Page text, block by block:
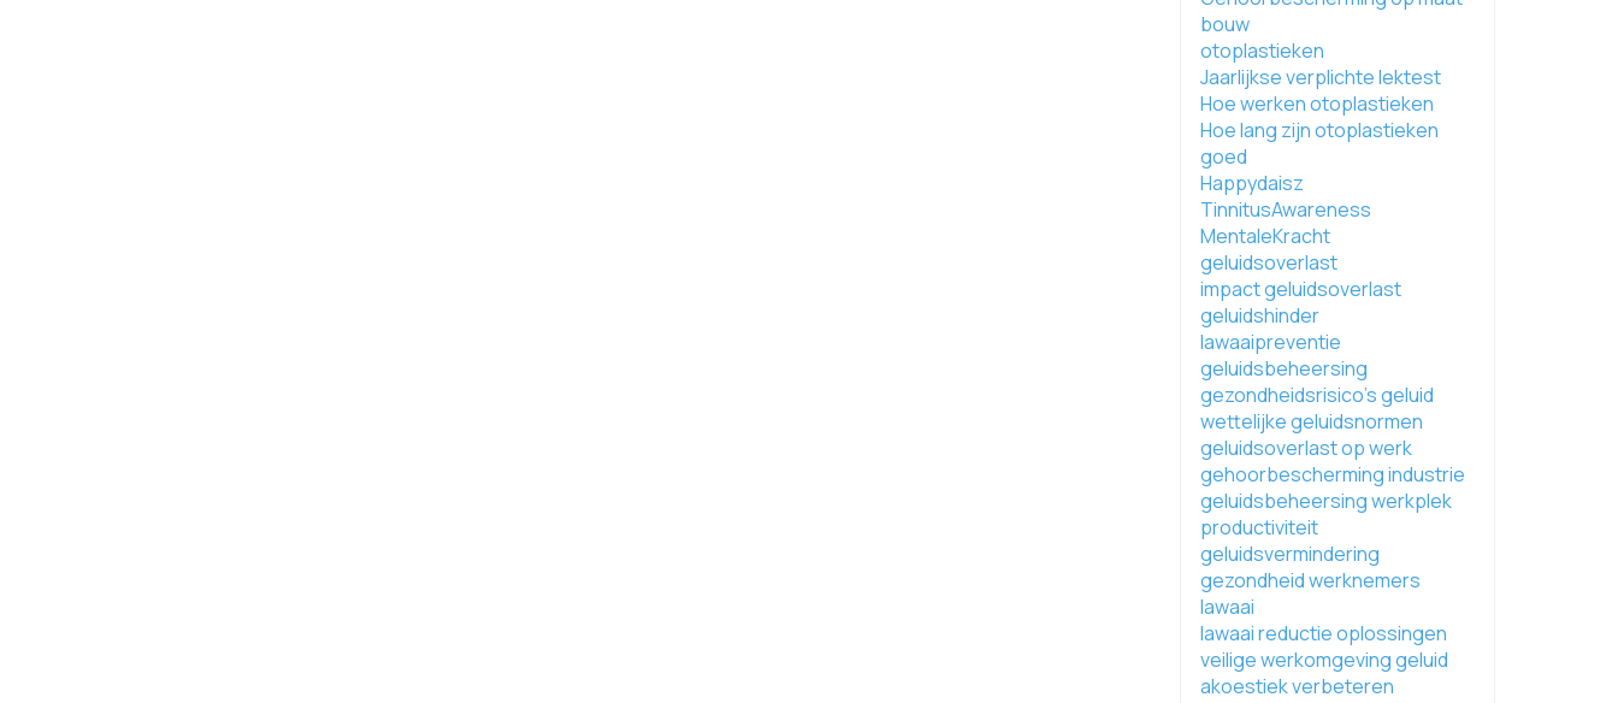
bouw
otoplastieken
Jaarlijkse verplichte lektest
Hoe werken otoplastieken
Hoe lang zijn otoplastieken
goed
Happydaisz
TinnitusAwareness
MentaleKracht
geluidsoverlast
impact geluidsoverlast
geluidshinder
lawaaipreventie
geluidsbeheersing
gezondheidsrisico's geluid
wettelijke geluidsnormen
geluidsoverlast op werk
gehoorbescherming industrie
geluidsbeheersing werkplek
productiviteit
geluidsvermindering
gezondheid werknemers
lawaai
lawaai reductie oplossingen
veilige werkomgeving geluid
akoestiek verbeteren